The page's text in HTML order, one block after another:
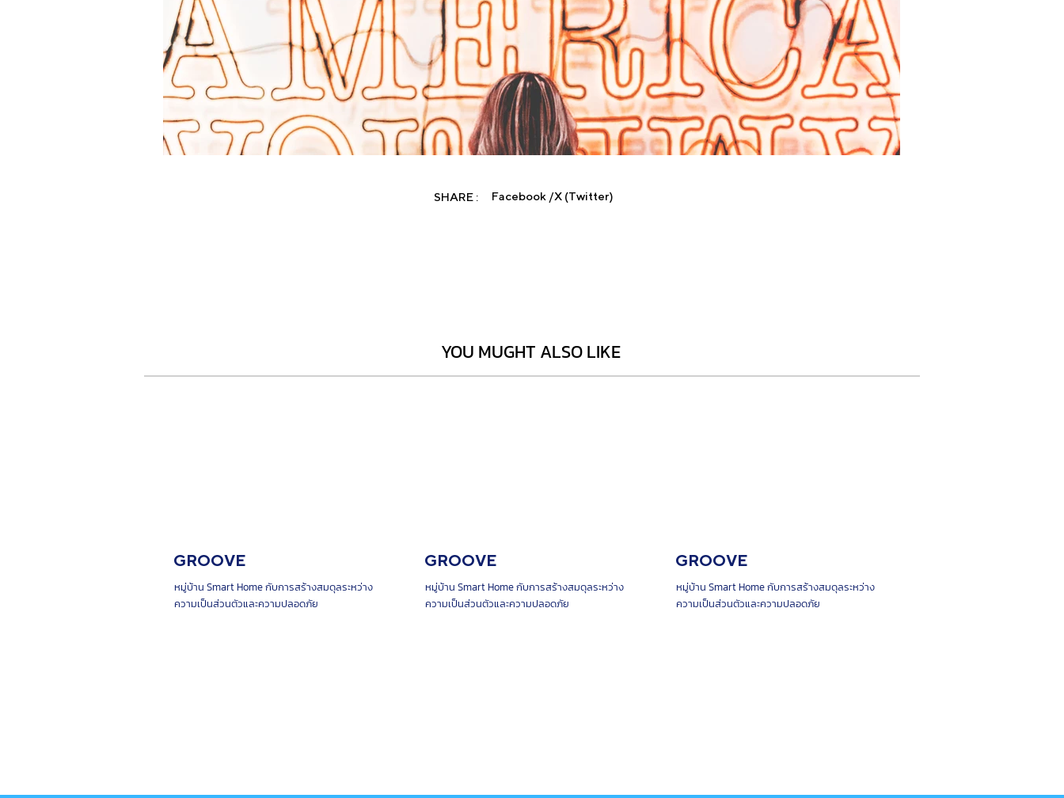
Click here
Facebook /X (Twitter)
SHARE :
YOU MUGHT ALSO LIKE
GROOVE
หมู่บ้าน Smart Home กับการสร้างสมดุลระหว่าง
ความเป็นส่วนตัวและความปลอดภัย
GROOVE
หมู่บ้าน Smart Home กับการสร้างสมดุลระหว่าง
ความเป็นส่วนตัวและความปลอดภัย
GROOVE
หมู่บ้าน Smart Home กับการสร้างสมดุลระหว่าง
ความเป็นส่วนตัวและความปลอดภัย